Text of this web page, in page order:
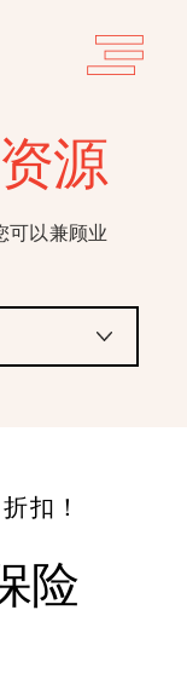
源
可以兼顾业
扣！
险